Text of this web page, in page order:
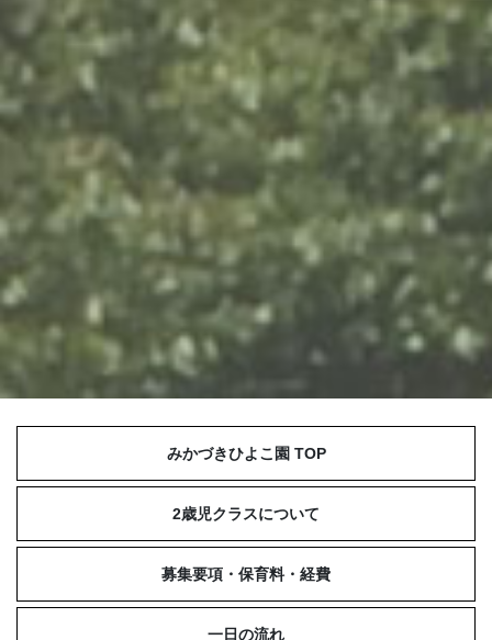
みかづきひよこ園 TOP
2歳児クラスについて
募集要項・保育料・経費
一日の流れ